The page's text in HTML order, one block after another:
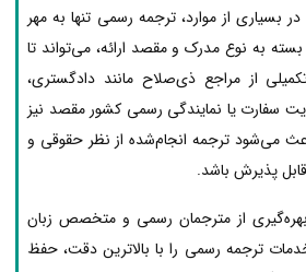
بسیاری از موارد، ترجمه رسمی تنها به مهر
به نوع مدرک و مقصد ارائه، می‌تواند تا
از مراجع ذی‌صلاح مانند دادگستری،
سفارت یا نمایندگی رسمی کشور مقصد نیز
می‌شود ترجمه انجام‌شده از نظر حقوقی و
پذیرش باشد.
از مترجمان رسمی و متخصص زبان
ترجمه رسمی را با بالاترین دقت، حفظ